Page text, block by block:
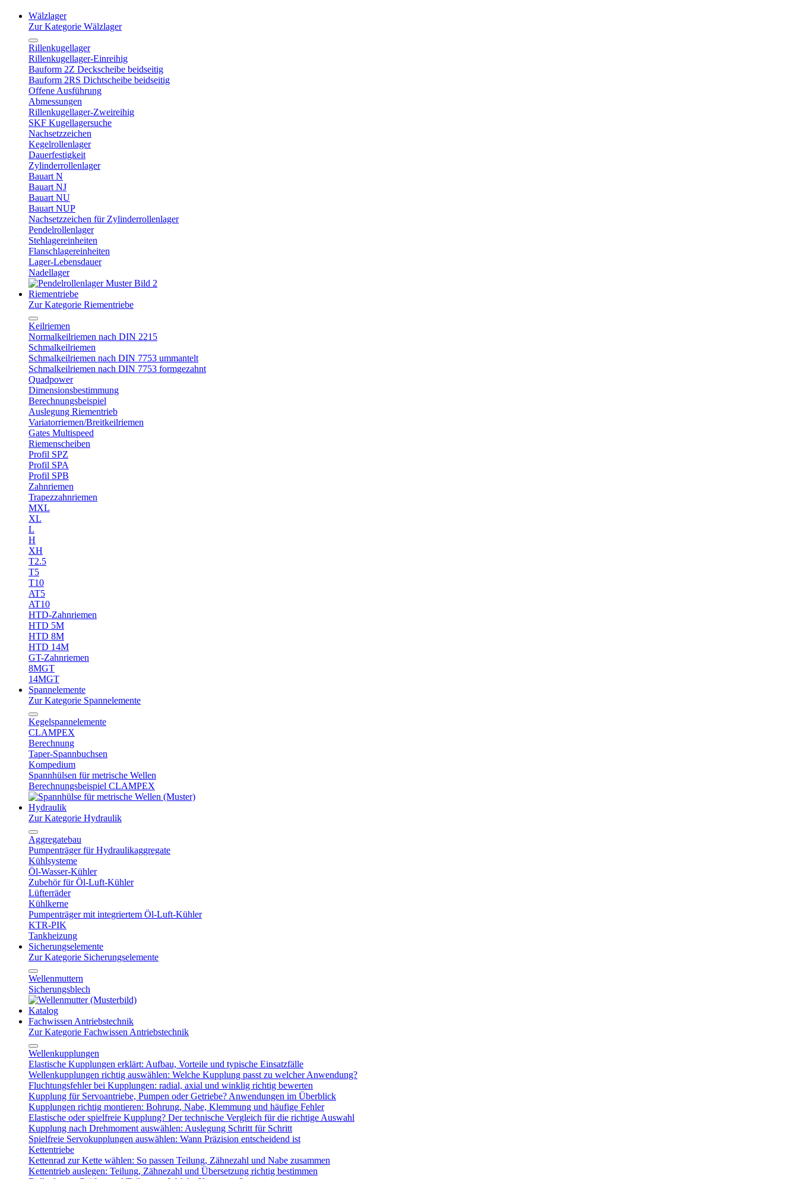
Wälzlager
Zur Kategorie Wälzlager
Rillenkugellager
Rillenkugellager-Einreihig
Bauform 2Z Deckscheibe beidseitig
Bauform 2RS Dichtscheibe beidseitig
Offene Ausführung
Abmessungen
Rillenkugellager-Zweireihig
SKF Kugellagersuche
Nachsetzzeichen
Kegelrollenlager
Dauerfestigkeit
Zylinderrollenlager
Bauart N
Bauart NJ
Bauart NU
Bauart NUP
Nachsetzzeichen für Zylinderrollenlager
Pendelrollenlager
Stehlagereinheiten
Flanschlagereinheiten
Lager-Lebensdauer
Nadellager
Riementriebe
Zur Kategorie Riementriebe
Keilriemen
Normalkeilriemen nach DIN 2215
Schmalkeilriemen
Schmalkeilriemen nach DIN 7753 ummantelt
Schmalkeilriemen nach DIN 7753 formgezahnt
Quadpower
Dimensionsbestimmung
Berechnungsbeispiel
Auslegung Riementrieb
Variatorriemen/Breitkeilriemen
Gates Multispeed
Riemenscheiben
Profil SPZ
Profil SPA
Profil SPB
Zahnriemen
Trapezzahnriemen
MXL
XL
L
H
XH
T2.5
T5
T10
AT5
AT10
HTD-Zahnriemen
HTD 5M
HTD 8M
HTD 14M
GT-Zahnriemen
8MGT
14MGT
Spannelemente
Zur Kategorie Spannelemente
Kegelspannelemente
CLAMPEX
Berechnung
Taper-Spannbuchsen
Kompedium
Spannhülsen für metrische Wellen
Berechnungsbeispiel CLAMPEX
Hydraulik
Zur Kategorie Hydraulik
Aggregatebau
Pumpenträger für Hydraulikaggregate
Kühlsysteme
Öl-Wasser-Kühler
Zubehör für Öl-Luft-Kühler
Lüfterräder
Kühlkerne
Pumpenträger mit integriertem Öl-Luft-Kühler
KTR-PIK
Tankheizung
Sicherungselemente
Zur Kategorie Sicherungselemente
Wellenmuttern
Sicherungsblech
Katalog
Fachwissen Antriebstechnik
Zur Kategorie Fachwissen Antriebstechnik
Wellenkupplungen
Elastische Kupplungen erklärt: Aufbau, Vorteile und typische Einsatzfälle
Wellenkupplungen richtig auswählen: Welche Kupplung passt zu welcher Anwendung?
Fluchtungsfehler bei Kupplungen: radial, axial und winklig richtig bewerten
Kupplung für Servoantriebe, Pumpen oder Getriebe? Anwendungen im Überblick
Kupplungen richtig montieren: Bohrung, Nabe, Klemmung und häufige Fehler
Elastische oder spielfreie Kupplung? Der technische Vergleich für die richtige Auswahl
Kupplung nach Drehmoment auswählen: Auslegung Schritt für Schritt
Spielfreie Servokupplungen auswählen: Wann Präzision entscheidend ist
Kettentriebe
Kettenrad zur Kette wählen: So passen Teilung, Zähnezahl und Nabe zusammen
Kettentrieb auslegen: Teilung, Zähnezahl und Übersetzung richtig bestimmen